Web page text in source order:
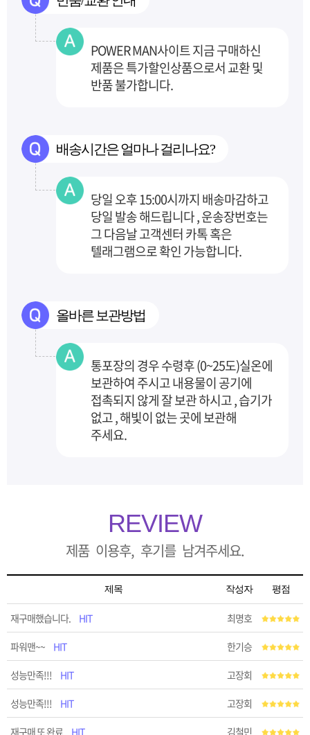
POWER MAN사이트 지금 구매하신
제품은 특가할인상품으로서 교환 및
반품 불가합니다.
배송시간은 얼마나 걸리나요?
당일 오후 15:00시까지 배송마감하고
당일 발송 해드립니다 , 운송장번호는
그 다음날 고객센터카톡 혹은
텔래그램으로 확인 가능합니다.
올바른 보관방법
통포장의 경우 수령후 (0~25도)실온에
보관하여 주시고 내용물이 공기에
접촉되지 않게 잘 보관하시고 , 습기가
없고 , 해빛이 없는 곳에 보관해
주세요.
REVIEW
제품 이용후, 후기를 남겨주세요.
제목 작성자 평점
재구매했습니다. HIT 최명호
파워맨~~ HIT 한기승
성능만족!!! HIT 고장회
성능만족!!! HIT 고장회
재구매 또 완료 HIT 김철민